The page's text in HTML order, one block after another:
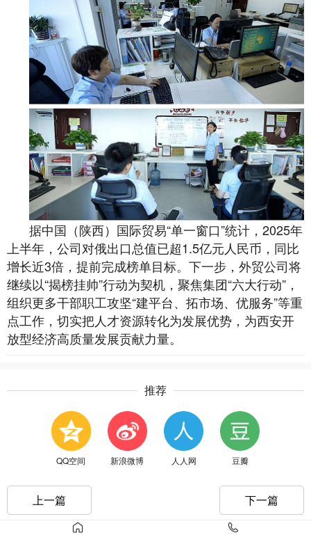
据中国（陕西）国际贸易“单一窗口”统计，2025年
上半年，公司对俄出口总值已超1.5亿元人民币，同比
增长近3倍，提前完成榜单目标。下一步，外贸公司将
继续以“揭榜挂帅”行动为契机，聚焦集团“六大行动”，
组织更多干部职工攻坚“建平台、拓市场、优服务”等重
点工作，切实把人才资源转化为发展优势，为西安开
放型经济高质量发展贡献力量。
推荐
QQ空间 新浪微博 人人网 豆瓣
上一篇 下一篇